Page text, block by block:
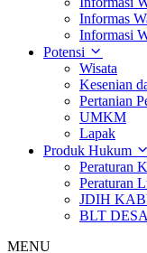
Informas
Informasi
Potensi
Wisata
Kesenian
Pertanian
UMKM
Lapak
Produk Hukum
Peraturan
Peraturan
JDIH
BLT DESA
MENU